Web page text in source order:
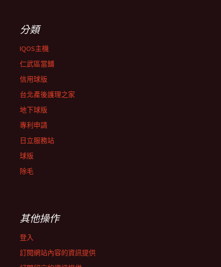
分類
IQOS主機
仁武區當舖
信用球版
台北產後護理之家
地下球版
專利申請
日立服務站
球版
除毛
其他操作
登入
訂閱網站內容的資訊提供